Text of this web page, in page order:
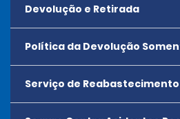
Devolução e Retirada
Política da Devolução
Serviço de Reabastecimento